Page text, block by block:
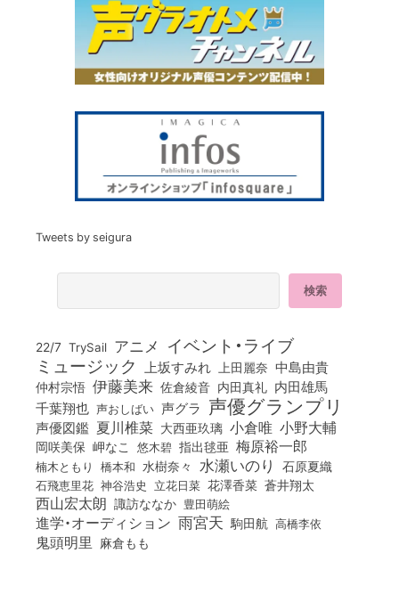
Tweets by seigura
22/7 TrySail アニメ イベント・ライブ
ミュージック 上坂すみれ 上田麗奈 中島由貴
仲村宗悟 伊藤美来 佐倉綾音 内田真礼 内田雄馬
千葉翔也 声おしばい 声グラ 声優グランプリ
声優図鑑 夏川椎菜 大西亜玖璃 小倉唯 小野大輔
岡咲美保 岬なこ 悠木碧 指出毬亜 梅原裕一郎
楠木ともり 橋本和 水樹奈々 水瀬いのり 石原夏織
石飛恵里花 神谷浩史 立花日菜 花澤香菜 蒼井翔太
西山宏太朗 諏訪ななか 豊田萌絵
進学・オーディション 雨宮天 駒田航 高橋李依
鬼頭明里 麻倉もも